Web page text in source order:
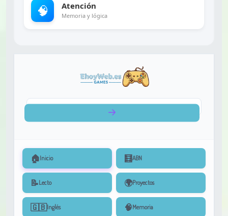
🧠 Atención
Memoria y lógica
🏠Inicio 🧮ABN
📝Lecto 🌍Proyectos
🇬🇧Inglés 🧠Memoria